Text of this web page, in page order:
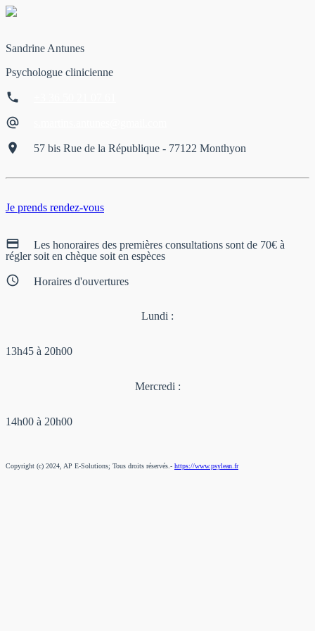
Sandrine Antunes
Psychologue clinicienne
phone
alternate_email
place 57 bis Rue de la République - 77122 Monthyon
Je prends rendez-vous
credit_card
Les honoraires des premières consultations sont de 70€ à
régler soit en chèque soit en espèces
schedule Horaires d'ouvertures
Lundi :
13h45 à 20h00
Mercredi :
14h00 à 20h00
Copyright (c) 2024, AP E-Solutions; Tous droits réservés.- https://www.psylean.fr